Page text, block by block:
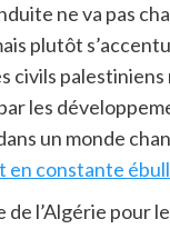
ne va pas
plutôt
civils palestiniens
les
un monde
en constante
de l’Algérie pour